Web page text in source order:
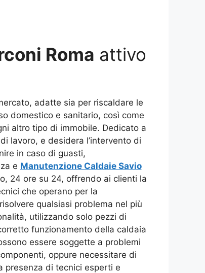
Roma attivo
adatte sia per riscaldare le
domestico e sanitario, così come
altro tipo di immobile. Dedicato a
lavoro, e desidera l’intervento di
in caso di guasti,
e Manutenzione Caldaie Savio
24 ore su 24, offrendo ai clienti la
che operano per la
qualsiasi problema nel più
utilizzando solo pezzi di
funzionamento della caldaia
essere soggette a problemi
oppure necessitare di
presenza di tecnici esperti e